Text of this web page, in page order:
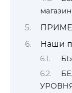
Наши